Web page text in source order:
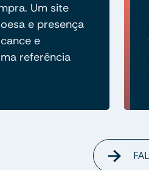
Um site
e presença
e
referência